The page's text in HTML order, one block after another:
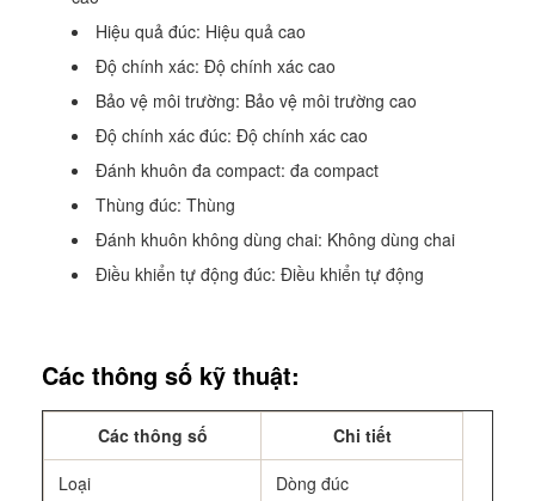
Hiệu quả đúc: Hiệu quả cao
Độ chính xác: Độ chính xác cao
Bảo vệ môi trường: Bảo vệ môi trường cao
Độ chính xác đúc: Độ chính xác cao
Đánh khuôn đa compact: đa compact
Thùng đúc: Thùng
Đánh khuôn không dùng chai: Không dùng chai
Điều khiển tự động đúc: Điều khiển tự động
Các thông số kỹ thuật:
Các thông số
Chi tiết
Loại
Dòng đúc